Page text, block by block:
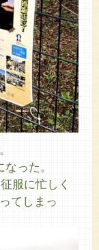
った。
服に忙しく
てしまっ